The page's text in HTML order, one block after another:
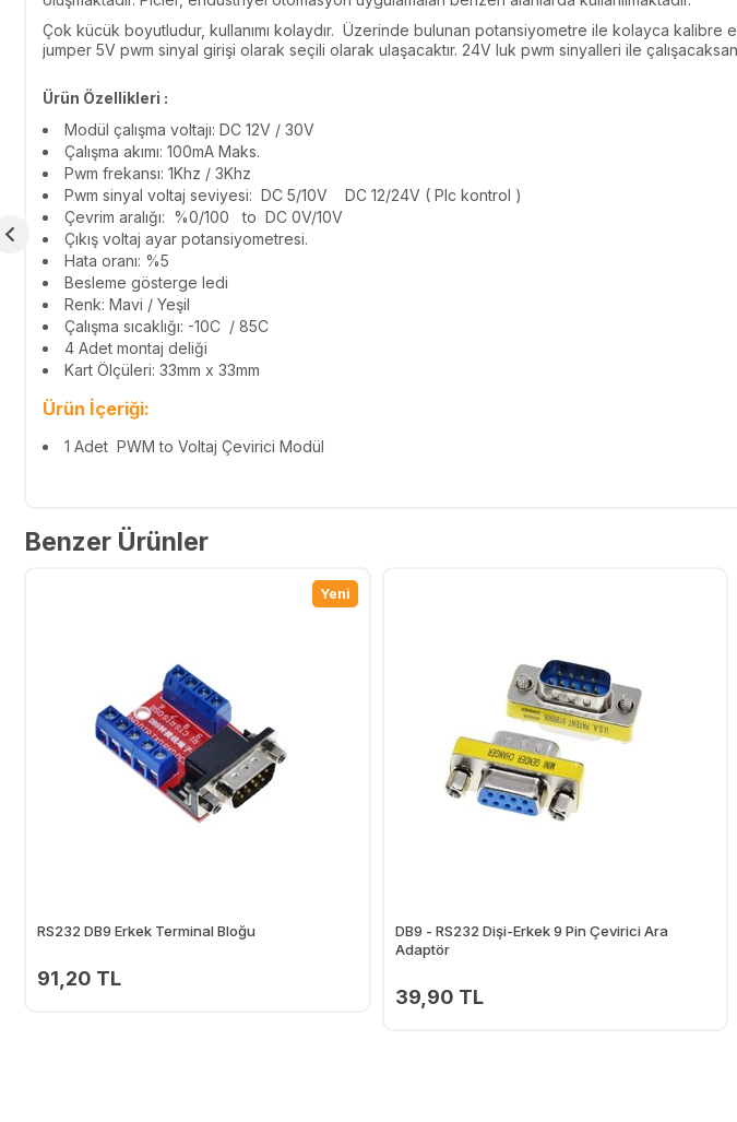
Çok kücük boyutludur, kullanımı kolaydır. Üzerinde bulunan potansiyometre ile kolayca kalibre
jumper 5V pwm sinyal girişi olarak seçili olarak ulaşacaktır. 24V luk pwm sinyalleri ile
Ürün Özellikleri :
Modül çalışma voltajı: DC 12V / 30V
Çalışma akımı: 100mA Maks.
Pwm frekansı: 1Khz / 3Khz
Pwm sinyal voltaj seviyesi: DC 5/10V DC 12/24V ( Plc kontrol )
Çevrim aralığı: %0/100 to DC 0V/10V
Çıkış voltaj ayar potansiyometresi.
Hata oranı: %5
Besleme gösterge ledi
Renk: Mavi / Yeşil
Çalışma sıcaklığı: -10C / 85C
4 Adet montaj deliği
Kart Ölçüleri: 33mm x 33mm
Ürün İçeriği:
1 Adet PWM to Voltaj Çevirici Modül
Benzer Ürünler
Yeni
RS232 DB9 Erkek Terminal Bloğu
91,20 TL
DB9 - RS232 Dişi-Erkek 9 Pin Çevirici Ara
Adaptör
39,90 TL